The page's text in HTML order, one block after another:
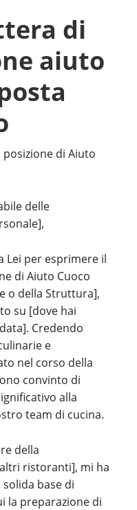
di
aiuto
di Aiuto
delle
Lei per esprimere il
di Aiuto Cuoco
o della Struttura],
su [dove hai
Credendo
e
nel corso della
convinto di
alla
team di cucina.
della
ristoranti], mi ha
base di
la preparazione di